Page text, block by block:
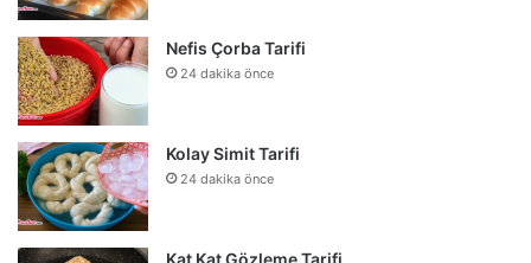
Nefis Çorba Tarifi
24 dakika önce
Kolay Simit Tarifi
24 dakika önce